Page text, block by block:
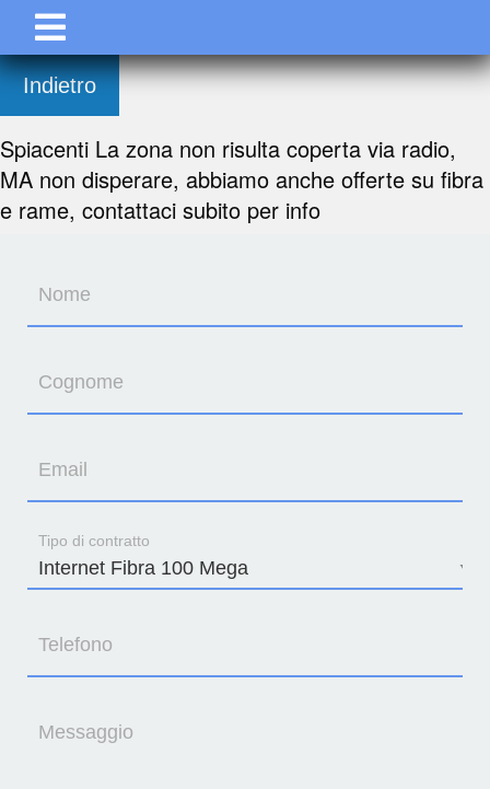
Indietro
Spiacenti La zona non risulta coperta via radio,
MA non disperare, abbiamo anche offerte su fibra
e rame, contattaci subito per info
Nome
Cognome
Email
Tipo di contratto
Telefono
Messaggio